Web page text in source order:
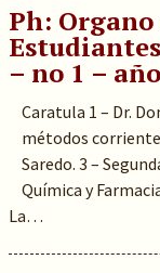
Ph:
– no 1 –
Caratula 1 – Dr.
métodos
Saredo. 3 –
Química y
La…